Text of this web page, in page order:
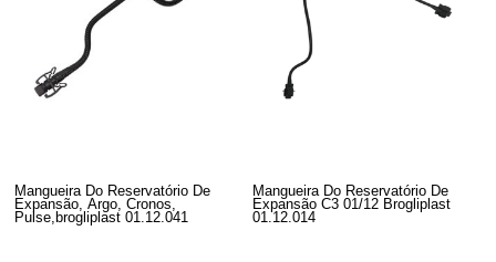
Mangueira Do Reservatório De
Expansão, Argo, Cronos,
Pulse,brogliplast 01.12.041
Mangueira Do Reservatório De
Expansão C3 01/12 Brogliplast
01.12.014